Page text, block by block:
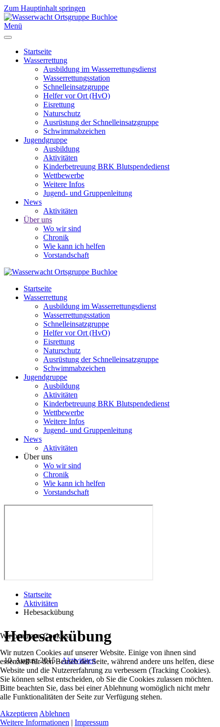
Zum Hauptinhalt springen
Menü
Startseite
Wasserrettung
Ausbildung im Wasserrettungsdienst
Wasserrettungsstation
Schnelleinsatzgruppe
Helfer vor Ort (HvO)
Eisrettung
Naturschutz
Ausrüstung der Schnelleinsatzgruppe
Schwimmabzeichen
Jugendgruppe
Ausbildung
Aktivitäten
Kinderbetreuung BRK Blutspendedienst
Wettbewerbe
Weitere Infos
Jugend- und Gruppenleitung
News
Aktivitäten
Über uns
Wo wir sind
Chronik
Wie kann ich helfen
Vorstandschaft
Startseite
Wasserrettung
Ausbildung im Wasserrettungsdienst
Wasserrettungsstation
Schnelleinsatzgruppe
Helfer vor Ort (HvO)
Eisrettung
Naturschutz
Ausrüstung der Schnelleinsatzgruppe
Schwimmabzeichen
Jugendgruppe
Ausbildung
Aktivitäten
Kinderbetreuung BRK Blutspendedienst
Wettbewerbe
Weitere Infos
Jugend- und Gruppenleitung
News
Aktivitäten
Über uns
Wo wir sind
Chronik
Wie kann ich helfen
Vorstandschaft
Startseite
Aktivitäten
Hebesackübung
Hebesackübung
10. August 2015-Aktivitäten
Wir benutzen Cookies
Wir nutzen Cookies auf unserer Website. Einige von ihnen sind
essenziell für den Betrieb der Seite, während andere uns helfen, diese
Website und die Nutzererfahrung zu verbessern (Tracking Cookies).
Sie können selbst entscheiden, ob Sie die Cookies zulassen möchten.
Bitte beachten Sie, dass bei einer Ablehnung womöglich nicht mehr
alle Funktionalitäten der Seite zur Verfügung stehen.
Akzeptieren Ablehnen
Weitere Informationen | Impressum